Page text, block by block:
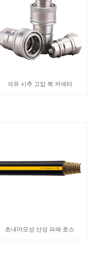
석유 시추 고압 퀵 커넥터
초내마모성 산성 파쇄 호스